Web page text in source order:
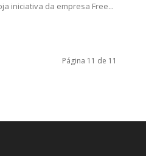
iniciativa da empresa Free...
Página 11 de 11